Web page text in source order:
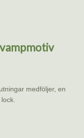
medföljer, en